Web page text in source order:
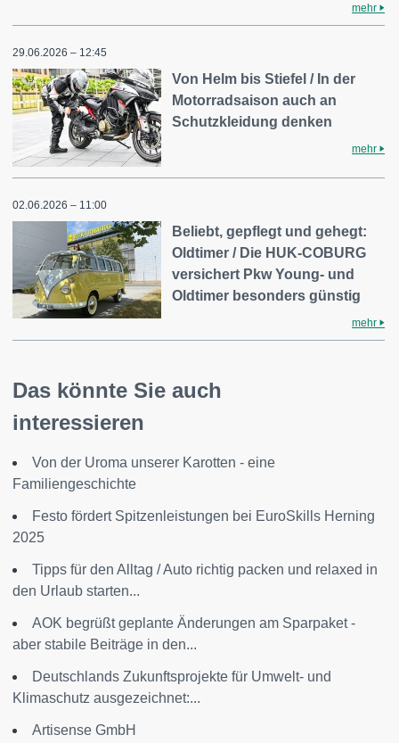
mehr
29.06.2026 – 12:45
Von Helm bis Stiefel / In der
Motorradsaison auch an
Schutzkleidung denken
mehr
02.06.2026 – 11:00
Beliebt, gepflegt und gehegt:
Oldtimer / Die HUK-COBURG
versichert Pkw Young- und
Oldtimer besonders günstig
mehr
Das könnte Sie auch
interessieren
Von der Uroma unserer Karotten - eine
Familiengeschichte
Festo fördert Spitzenleistungen bei EuroSkills Herning
2025
Tipps für den Alltag / Auto richtig packen und relaxed in
den Urlaub starten...
AOK begrüßt geplante Änderungen am Sparpaket -
aber stabile Beiträge in den...
Deutschlands Zukunftsprojekte für Umwelt- und
Klimaschutz ausgezeichnet:...
Artisense GmbH